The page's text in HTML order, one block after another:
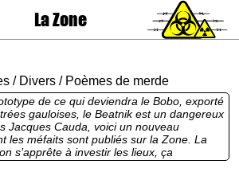
La Zone
/ Divers / Poèmes de merde
de ce qui deviendra le Bobo, exporté
gauloises, le Beatnik est un dangereux
Jacques Cauda, voici un nouveau
les méfaits sont publiés sur la Zone. La
s’apprête à investir les lieux, ça
à un peu sentir le pipi, faudrait